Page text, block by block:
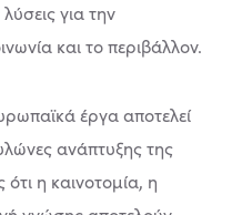
για την
και το περιβάλλον.
έργα αποτελεί
ανάπτυξης της
ότι η καινοτομία, η